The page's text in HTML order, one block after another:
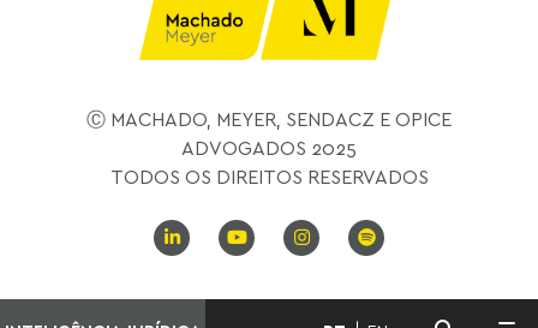
Ⓒ MACHADO, MEYER, SENDACZ E OPICE
ADVOGADOS 2025
TODOS OS DIREITOS RESERVADOS